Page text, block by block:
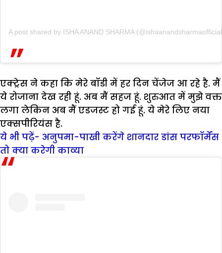
A post shared by ISHA ANAND SHARMA
एक्ट्रेस ने कहा कि मेरे बॉडी में हर दिन चेंजेज आ रहे है. मैं
ये रोजाना देख रही हूं. अब मैं सहज हूं. शुरुआत में मुझे वक्त
लगा लेकिन अब मैं एडजस्ट हो गई हूं. ये मेरे लिए नया
एक्सपीरियंस है.
ये भी पढ़ें- अनुपमा-पाखी करेंगे शानदार डांस परफॉर्मेंस
तो क्या करेगी काव्या